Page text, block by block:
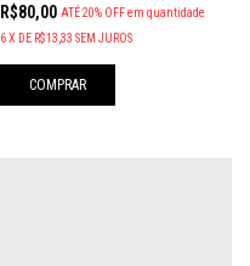
R$80,00 ATÉ 20% OFF em quantidade
6 X DE R$13,33 SEM JUROS
COMPRAR